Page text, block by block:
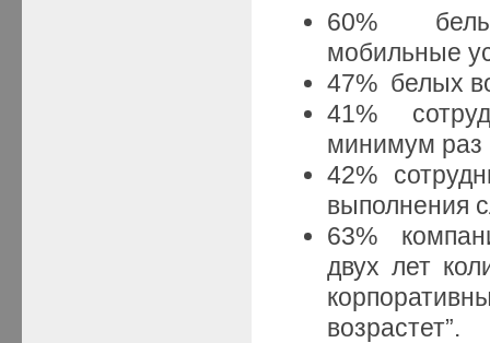
60%
мобильные
47% белых
41%
минимум раз
42%
выполнения
63%
двух лет
возрастет”.